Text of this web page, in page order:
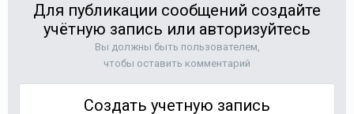
Для публикации сообщений создайте
учётную запись или авторизуйтесь
Вы должны быть пользователем,
чтобы оставить комментарий
Создать учетную запись